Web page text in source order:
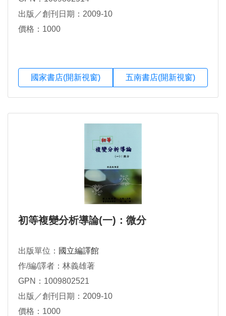
出版／創刊日期：2009-10
價格：1000
國家書店(開新視窗) 五南書店(開新視窗)
初等複變分析導論(一)：微分
出版單位： 國立編譯館
作/編/譯者：林義雄著
GPN：1009802521
出版／創刊日期：2009-10
價格：1000